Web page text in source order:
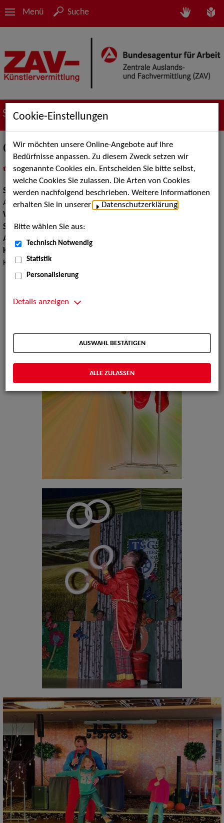
Menü Suche
Suche nach Künstler*innen
Clown Dimi
als PDF speichern
inMeine Merklistelegen
Show:Kinderunterhaltung, Show Acts, Walk Acts Animation,
Artistik
Walk Acts Animation:
Show Acts:Clowns
Artistik:Jonglage
Kinderunterhaltung:
Kindershows
Cookie-Einstellungen
Wir möchten unsere Online-Angebote auf Ihre
Bedürfnisse anpassen. Zu diesem Zweck setzen wir
sogenannte Cookies ein. Entscheiden Sie bitte selbst,
welche Cookies Sie zulassen. Die Arten von Cookies
werden nachfolgend beschrieben. Weitere Informationen
erhalten Sie in unserer
Datenschutzerklärung
Bitte wählen Sie aus:
Technisch Notwendig
Statistik
Personalisierung
Details anzeigen
AUSWAHL BESTÄTIGEN
ALLE ZULASSEN